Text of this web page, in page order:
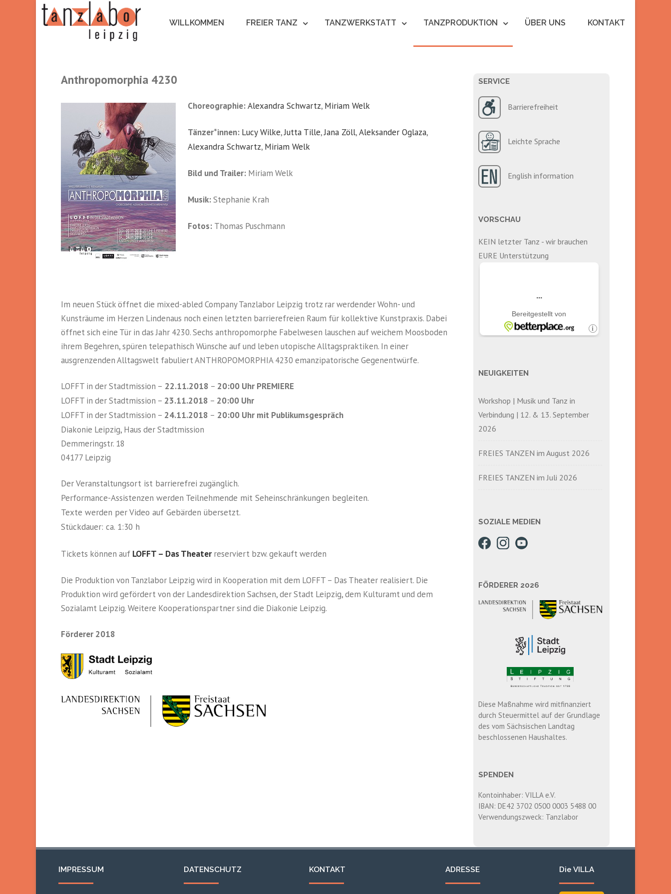
WILLKOMMEN FREIER TANZ TANZWERKSTATT TANZPRODUKTION ÜBER UNS KONTAKT
Anthropomorphia 4230
Choreographie:Alexandra Schwartz, Miriam Welk
Tänzer*innen: Lucy Wilke,Jutta Tille,Jana Zöll,Aleksander Oglaza,
Alexandra Schwartz, Miriam Welk
Bild und Trailer: Miriam Welk
Musik:Stephanie Krah
Fotos: Thomas Puschmann
Im neuen Stück öffnet die mixed-abled Company Tanzlabor Leipzig trotz rar werdender Wohn- und
Kunsträume im Herzen Lindenaus noch einen letzten barrierefreien Raum für kollektive Kunstpraxis. Dabei
öffnet sich eine Tür in das Jahr 4230. Sechs anthropomorphe Fabelwesen lauschen auf weichem Moosboden
ihrem Begehren, spüren telepathisch Wünsche auf und leben utopische Alltagspraktiken. In einer
ausgrenzenden Alltagswelt fabuliert ANTHROPOMORPHIA 4230 emanzipatorische Gegenentwürfe.
LOFFT in der Stadtmission – 22.11.2018 – 20:00 Uhr PREMIERE
LOFFT in der Stadtmission – 23.11.2018 – 20:00 Uhr
LOFFT in der Stadtmission – 24.11.2018 – 20:00 Uhr mit Publikumsgespräch
Diakonie Leipzig, Haus der Stadtmission
Demmeringstr. 18
04177 Leipzig
Der Veranstaltungsort ist barrierefrei zugänglich.
Performance-Assistenzen werden Teilnehmende mit Seheinschränkungen begleiten.
Texte werden per Video auf Gebärden übersetzt.
Stückdauer: ca. 1:30 h
Tickets können auf LOFFT – Das Theater reserviert bzw. gekauft werden
Die Produktion von Tanzlabor Leipzig wird in Kooperation mit dem LOFFT – Das Theater realisiert. Die
Produktion wird gefördert von der Landesdirektion Sachsen, der Stadt Leipzig, dem Kulturamt und dem
Sozialamt Leipzig. Weitere Kooperationspartner sind die Diakonie Leipzig.
Förderer 2018
SERVICE
Barrierefreiheit
Leichte Sprache
English information
VORSCHAU
KEIN letzter Tanz - wir brauchen
EURE Unterstützung
NEUIGKEITEN
Workshop | Musik und Tanz in
Verbindung | 12. & 13. September
2026
FREIES TANZEN im August 2026
FREIES TANZEN im Juli 2026
SOZIALE MEDIEN
FÖRDERER 2026
Diese Maßnahme wird mitfinanziert
durch Steuermittel auf der Grundlage
des vom Sächsischen Landtag
beschlossenen Haushaltes.
SPENDEN
Kontoinhaber: VILLA e.V.
IBAN: DE42 3702 0500 0003 5488 00
Verwendungszweck: Tanzlabor
IMPRESSUM DATENSCHUTZ KONTAKT ADRESSE Die VILLA